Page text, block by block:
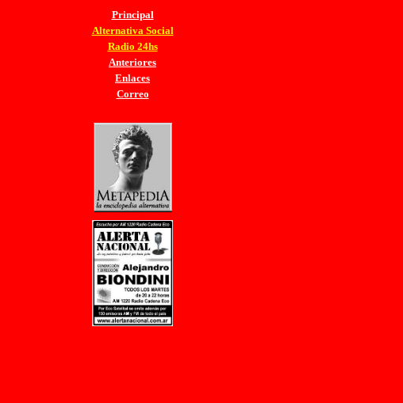
Principal
Alternativa Social
Radio 24hs
Anteriores
Enlaces
Correo